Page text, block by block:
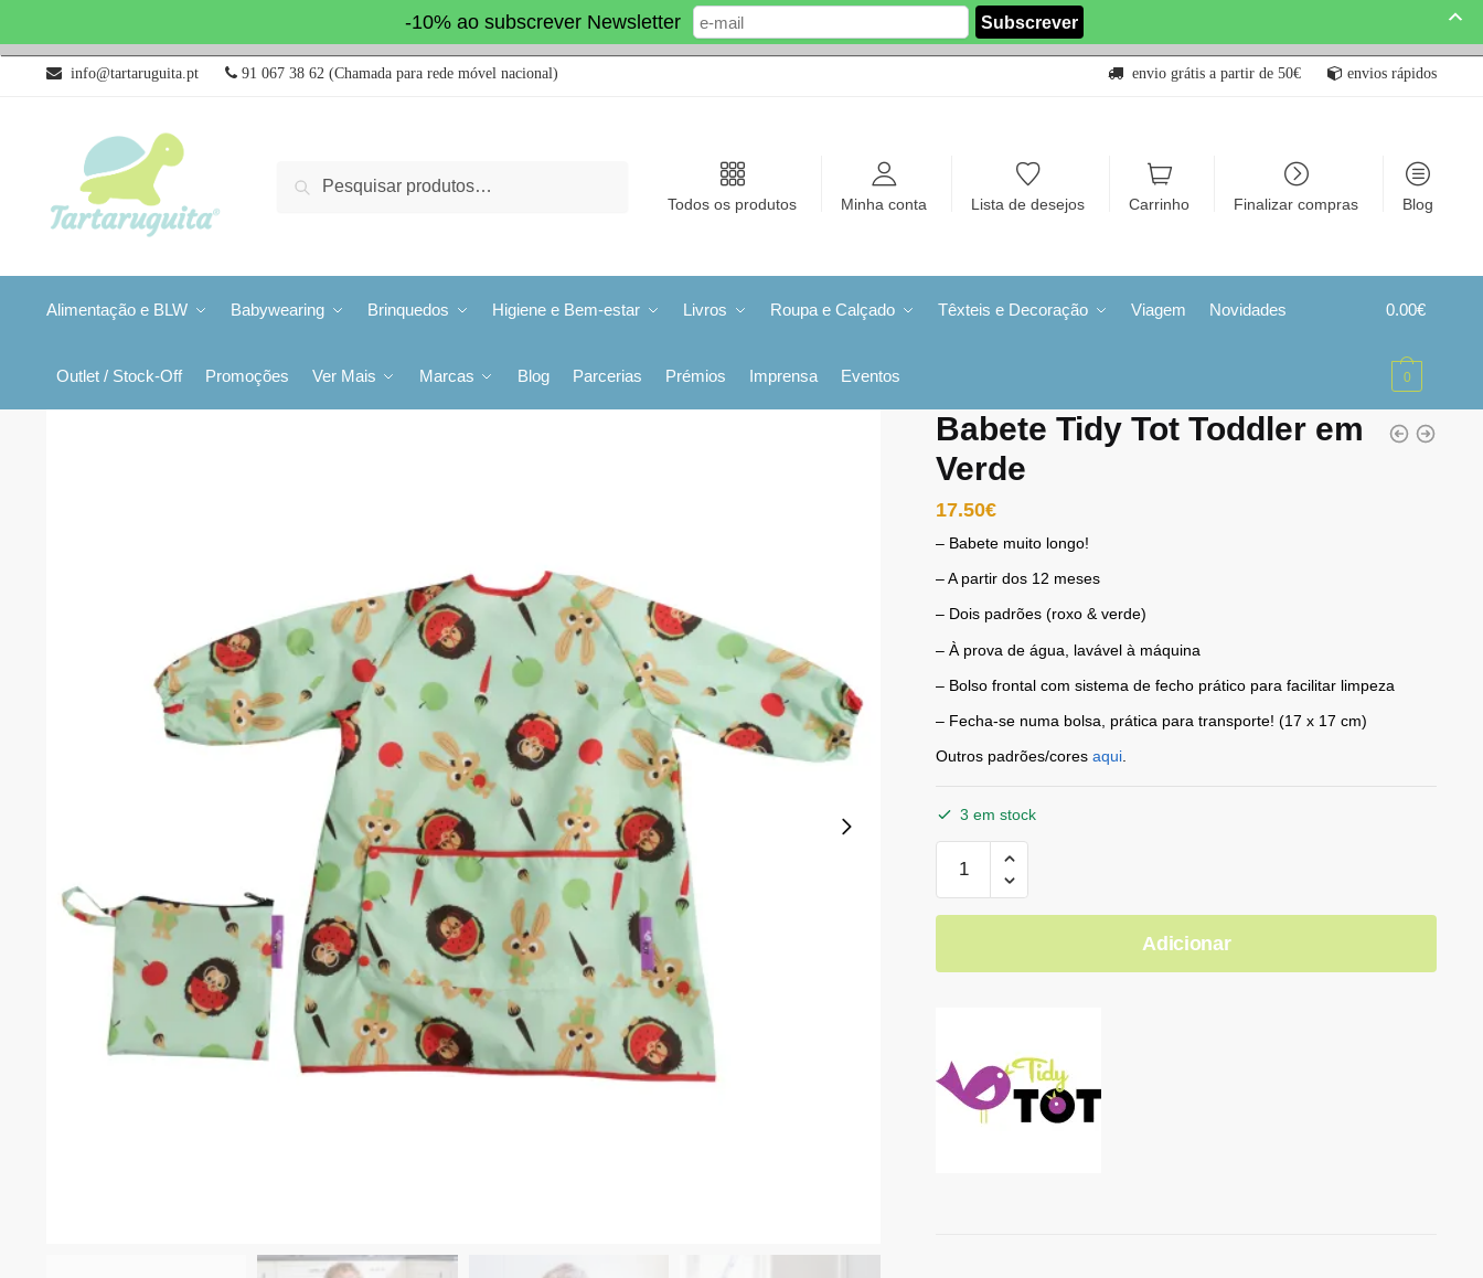
-10% ao subscrever Newsletter
info@tartaruguita.pt 91 067 38 62 (Chamada para rede móvel nacional) envio grátis a partir de 50€ envios rápidos
Pesquisa
Todos os produtos Minha conta Lista de desejos Carrinho Finalizar compras Blog
Alimentação e BLW Babywearing Brinquedos Higiene e Bem-estar Livros Roupa e Calçado Têxteis e Decoração Viagem Novidades
Outlet / Stock-Off Promoções Ver Mais Marcas Blog Parcerias Prémios Imprensa Eventos
0.00€
0
Babete Tidy Tot Toddler em
Verde
17.50€
– Babete muito longo!
– A partir dos 12 meses
– Dois padrões (roxo & verde)
– À prova de água, lavável à máquina
– Bolso frontal com sistema de fecho prático para facilitar limpeza
– Fecha-se numa bolsa, prática para transporte! (17 x 17 cm)
Outros padrões/coresaqui
3 em stock
Adicionar